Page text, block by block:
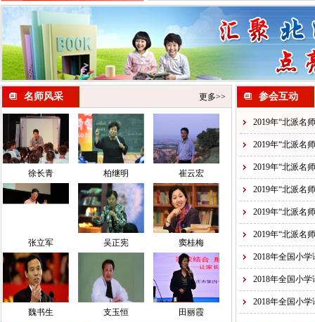
更多>>
名师风采
徐长青 柏继明 崔云宏
张立军 吴正宪 窦桂梅
魏书生 支玉恒 田丽霞
参会互动
2019年“北派名
2019年“北派名
2019年“北派名
2019年“北派名
2019年“北派名
2019年“北派名
2018年全国小
2018年全国小
2018年全国小